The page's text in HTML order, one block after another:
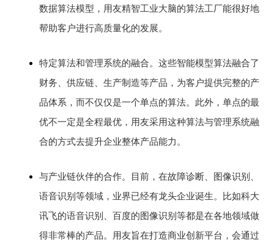
数据算法模型，用友精智工业大脑的算法工厂能很好地
帮助客户进行高质量化的发展。
特定算法和管理系统的融合。这些智能模型算法融合了
财务、供应链、生产制造等产品，为客户提供完整的产
品体系，而不仅仅是一个单点的算法。此外，单点的最
优不一定是全程最优，用友采用这种算法与管理系统融
合的方式去提升企业整体产品能力。
与产业链伙伴的合作。目前，在故障诊断、图像识别、
语音识别等领域，业界已经有龙头企业诞生。比如科大
讯飞的语音识别、百度的图像识别等都是在各地领域做
得非常棒的产品。用友旨在打造商业创新平台，会通过